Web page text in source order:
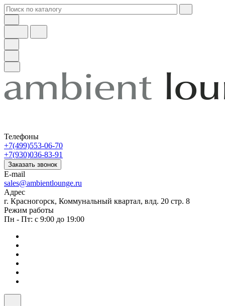
Телефоны
+7(499)553-06-70
+7(930)036-83-91
Заказать звонок
E-mail
sales@ambientlounge.ru
Адрес
г. Красногорск, Коммунальный квартал, влд. 20 стр. 8
Режим работы
Пн - Пт: с 9:00 до 19:00